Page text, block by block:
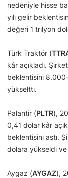
nedeniyle hisse
yılı gelir
değeri 1 trilyon
Türk Traktör (
kâr açıkladı.
beklentisini
yükseltti.
Palantir (PLTR),
0,41 dolar kâr
beklentisini aştı.
dolara yükseldi ve
Aygaz (AYGAZ),